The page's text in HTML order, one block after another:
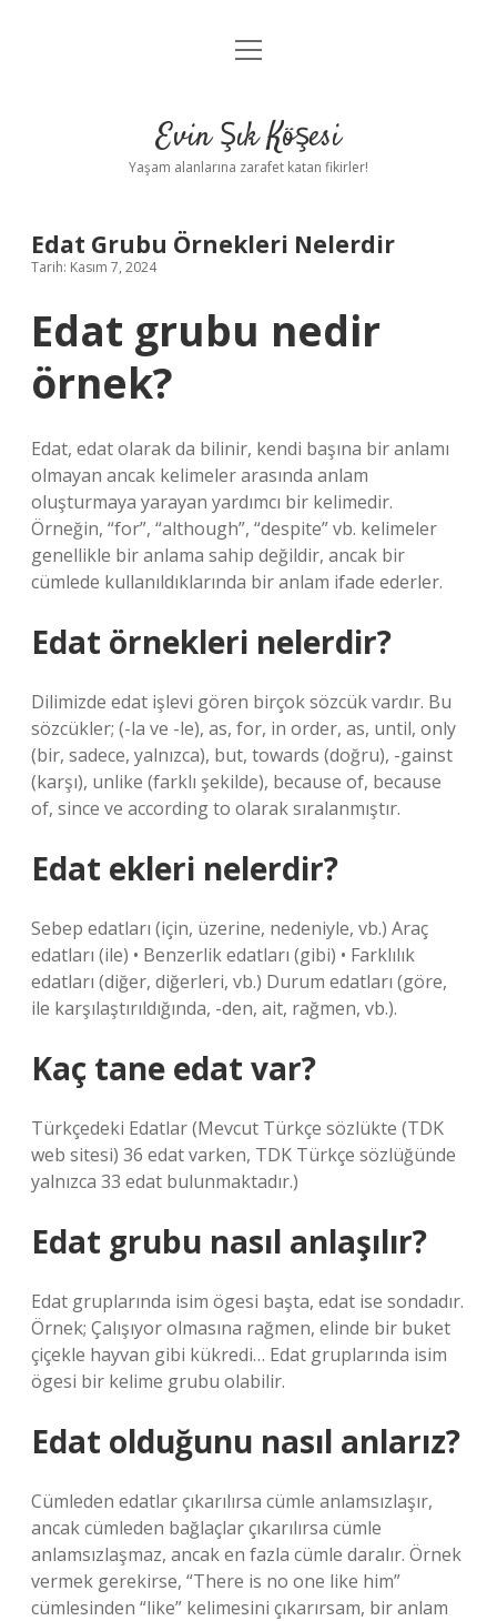
Anasayfa
Yasal Uyarı
menüyü
Evin Şık Köşesi
Yaşam alanlarına zarafet katan fikirler!
Edat Grubu Örnekleri Nelerdir
Tarih: Kasım 7, 2024
Edat grubu nedir
örnek?
Edat, edat olarak da bilinir, kendi başına bir anlamı
olmayan ancak kelimeler arasında anlam
oluşturmaya yarayan yardımcı bir kelimedir.
Örneğin, “for”, “although”, “despite” vb. kelimeler
genellikle bir anlama sahip değildir, ancak bir
cümlede kullanıldıklarında bir anlam ifade ederler.
Edat örnekleri nelerdir?
Dilimizde edat işlevi gören birçok sözcük vardır. Bu
sözcükler; (-la ve -le), as, for, in order, as, until, only
(bir, sadece, yalnızca), but, towards (doğru), -gainst
(karşı), unlike (farklı şekilde), because of, because
of, since ve according to olarak sıralanmıştır.
Edat ekleri nelerdir?
Sebep edatları (için, üzerine, nedeniyle, vb.) Araç
edatları (ile) • Benzerlik edatları (gibi) • Farklılık
edatları (diğer, diğerleri, vb.) Durum edatları (göre,
ile karşılaştırıldığında, -den, ait, rağmen, vb.).
Kaç tane edat var?
Türkçedeki Edatlar (Mevcut Türkçe sözlükte (TDK
web sitesi) 36 edat varken, TDK Türkçe sözlüğünde
yalnızca 33 edat bulunmaktadır.)
Edat grubu nasıl anlaşılır?
Edat gruplarında isim ögesi başta, edat ise sondadır.
Örnek; Çalışıyor olmasına rağmen, elinde bir buket
çiçekle hayvan gibi kükredi… Edat gruplarında isim
ögesi bir kelime grubu olabilir.
Edat olduğunu nasıl anlarız?
Cümleden edatlar çıkarılırsa cümle anlamsızlaşır,
ancak cümleden bağlaçlar çıkarılırsa cümle
anlamsızlaşmaz, ancak en fazla cümle daralır. Örnek
vermek gerekirse, “There is no one like him”
cümlesinden “like” kelimesini çıkarırsam, bir anlam